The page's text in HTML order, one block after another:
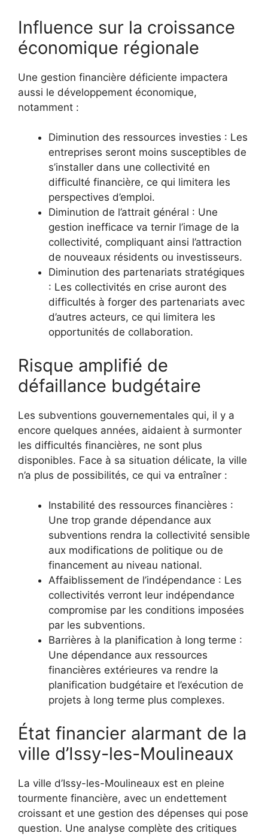
Influence sur la croissance
économique régionale
Une gestion financière déficiente impactera
aussi le développement économique,
notamment :
Diminution des ressources investies : Les
entreprises seront moins susceptibles de
s’installer dans une collectivité en
difficulté financière, ce qui limitera les
perspectives d’emploi.
Diminution de l’attrait général : Une
gestion inefficace va ternir l’image de la
collectivité, compliquant ainsi l’attraction
de nouveaux résidents ou investisseurs.
Diminution des partenariats stratégiques
: Les collectivités en crise auront des
difficultés à forger des partenariats avec
d’autres acteurs, ce qui limitera les
opportunités de collaboration.
Risque amplifié de
défaillance budgétaire
Les subventions gouvernementales qui, il y a
encore quelques années, aidaient à surmonter
les difficultés financières, ne sont plus
disponibles. Face à sa situation délicate, la ville
n’a plus de possibilités, ce qui va entraîner :
Instabilité des ressources financières :
Une trop grande dépendance aux
subventions rendra la collectivité sensible
aux modifications de politique ou de
financement au niveau national.
Affaiblissement de l’indépendance : Les
collectivités verront leur indépendance
compromise par les conditions imposées
par les subventions.
Barrières à la planification à long terme :
Une dépendance aux ressources
financières extérieures va rendre la
planification budgétaire et l’exécution de
projets à long terme plus complexes.
État financier alarmant de la
ville d’Issy-les-Moulineaux
La ville d’Issy-les-Moulineaux est en pleine
tourmente financière, avec un endettement
croissant et une gestion des dépenses qui pose
question. Une analyse complète des critiques